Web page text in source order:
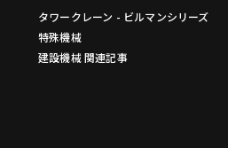
タワークレーン - ビルマンシリーズ
特殊機械
建設機械 関連記事